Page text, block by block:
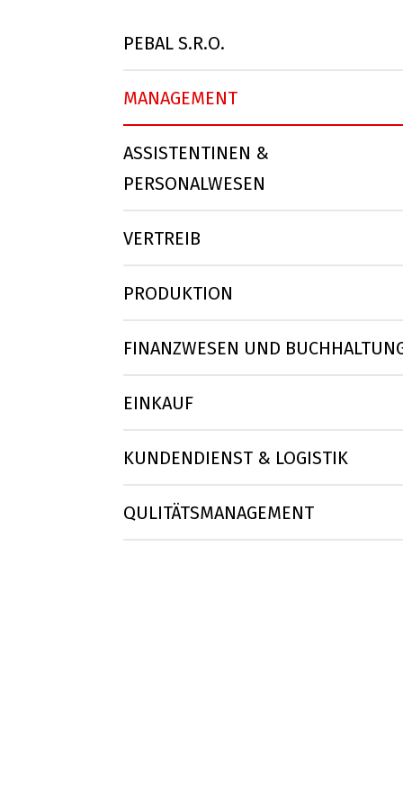
PEBAL S.R.O.
MANAGEMENT
ASSISTENTINEN &
PERSONALWESEN
VERTREIB
PRODUKTION
FINANZWESEN UND
EINKAUF
KUNDENDIENST & LOGISTIK
QULITÄTSMANAGEMENT